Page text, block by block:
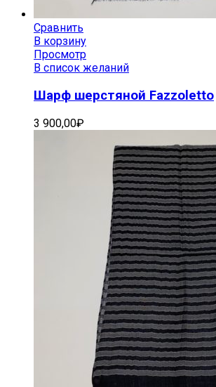
Сравнить
В корзину
Просмотр
В список желаний
Шарф шерстяной Fazzoletto
3 900,00₽